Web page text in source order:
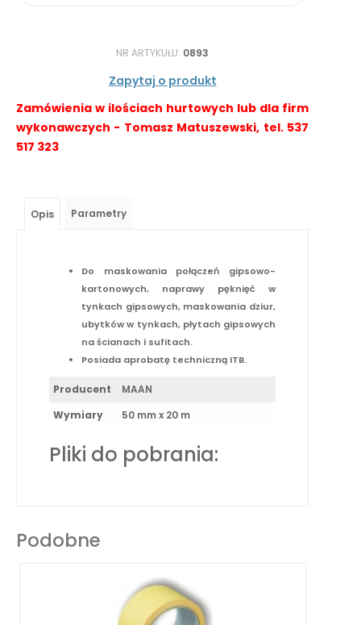
NR ARTYKUŁU: 0893
Zapytaj o produkt
Zamówienia w ilościach hurtowych lub dla firm
wykonawczych - Tomasz Matuszewski, tel. 537
517 323
Opis Parametry
Do maskowania połączeń gipsowo-
kartonowych, naprawy pęknięć w
tynkach gipsowych, maskowania dziur,
ubytków w tynkach, płytach gipsowych
na ścianach i sufitach.
Posiada aprobatę techniczną ITB.
Producent
MAAN
Wymiary
50 mm x 20 m
Pliki do pobrania:
Podobne